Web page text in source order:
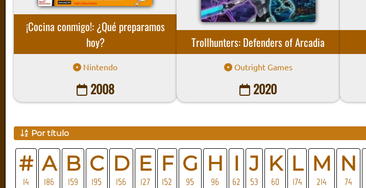
¡Cocina conmigo!: ¿Qué preparamos
hoy?
Nintendo
2008
Trollhunters: Defenders of Arcadia
Outright Games
2020
Por título
#
14
A
186
B
159
C
195
D
156
E
127
F
152
G
95
H
96
I
62
J
53
K
60
L
174
M
214
N
74